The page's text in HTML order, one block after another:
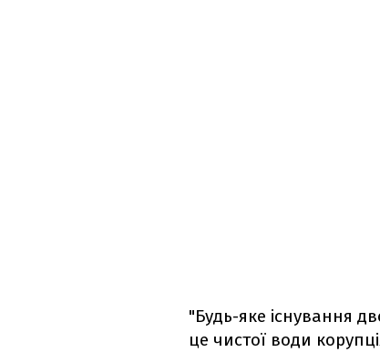
"Будь-яке існування
це чистої води